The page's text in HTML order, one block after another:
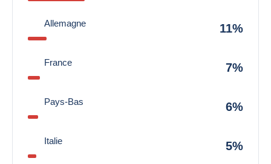
Allemagne 11%
France 7%
Pays-Bas 6%
Italie 5%